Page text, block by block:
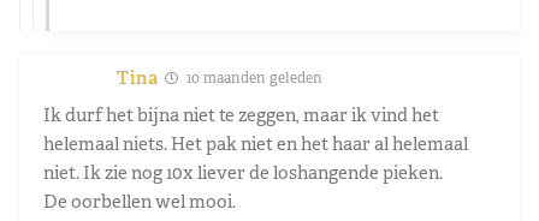
Tina 10 maanden geleden
Ik durf het bijna niet te zeggen, maar ik vind het
helemaal niets. Het pak niet en het haar al helemaal
niet. Ik zie nog 10x liever de loshangende pieken.
De oorbellen wel mooi.